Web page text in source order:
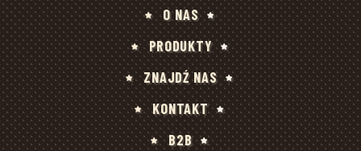
O NAS
PRODUKTY
ZNAJDŹ NAS
KONTAKT
B2B